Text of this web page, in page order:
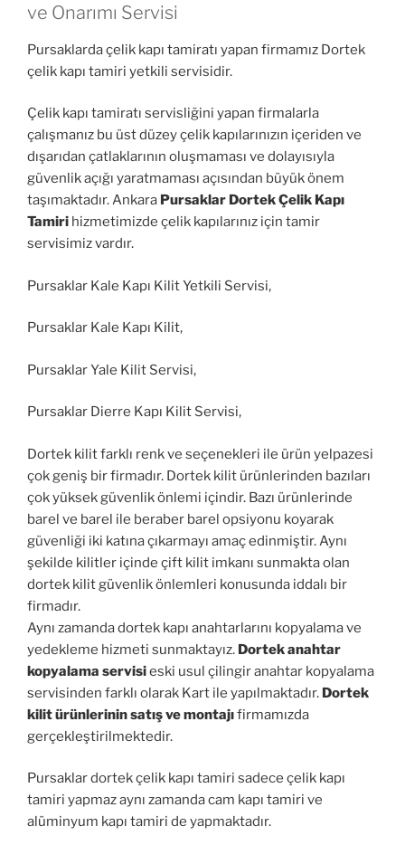
ve Onarımı Servisi
Pursaklarda çelik kapı tamiratı yapan firmamız Dortek
çelik kapı tamiri yetkili servisidir.
Çelik kapı tamiratı servisliğini yapan firmalarla
çalışmanız bu üst düzey çelik kapılarınızın içeriden ve
dışarıdan çatlaklarının oluşmaması ve dolayısıyla
güvenlik açığı yaratmaması açısından büyük önem
taşımaktadır. Ankara Pursaklar Dortek Çelik Kapı
Tamiri hizmetimizde çelik kapılarınız için tamir
servisimiz vardır.
Pursaklar Kale Kapı Kilit Yetkili Servisi,
Pursaklar Kale Kapı Kilit,
Pursaklar Yale Kilit Servisi,
Pursaklar Dierre Kapı Kilit Servisi,
Dortek kilit farklı renk ve seçenekleri ile ürün yelpazesi
çok geniş bir firmadır. Dortek kilit ürünlerinden bazıları
çok yüksek güvenlik önlemi içindir. Bazı ürünlerinde
barel ve barel ile beraber barel opsiyonu koyarak
güvenliği iki katına çıkarmayı amaç edinmiştir. Aynı
şekilde kilitler içinde çift kilit imkanı sunmakta olan
dortek kilit güvenlik önlemleri konusunda iddalı bir
firmadır.
Aynı zamanda dortek kapı anahtarlarını kopyalama ve
yedekleme hizmeti sunmaktayız. Dortek anahtar
kopyalama servisieski usul çilingir anahtar kopyalama
servisinden farklı olarak Kart ile yapılmaktadır. Dortek
kilit ürünlerinin satış ve montajıfirmamızda
gerçekleştirilmektedir.
Pursaklar dortek çelik kapı tamiri sadece çelik kapı
tamiri yapmaz aynı zamanda cam kapı tamiri ve
alüminyum kapı tamiri de yapmaktadır.